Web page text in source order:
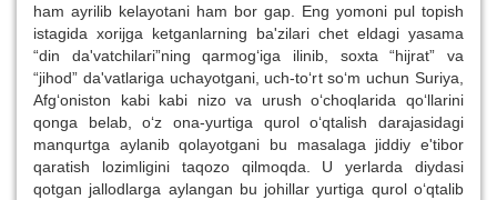
ham ayrilib kelayotani ham bor gap. Eng yomoni pul topish
istagida xorijga ketganlarning ba'zilari chet eldagi yasama
“din da'vatchilari”ning qarmog‘iga ilinib, soxta “hijrat” va
“jihod” da'vatlariga uchayotgani, uch-to‘rt so‘m uchun Suriya,
Afg‘oniston kabi kabi nizo va urush o‘choqlarida qo‘llarini
qonga belab, o‘z ona-yurtiga qurol o‘qtalish darajasidagi
manqurtga aylanib qolayotgani bu masalaga jiddiy e'tibor
qaratish lozimligini taqozo qilmoqda. U yerlarda diydasi
qotgan jallodlarga aylangan bu johillar yurtiga qurol o‘qtalib